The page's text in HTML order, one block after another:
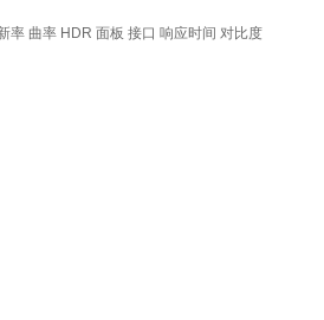
率 曲率 HDR 面板 接口 响应时间 对比度